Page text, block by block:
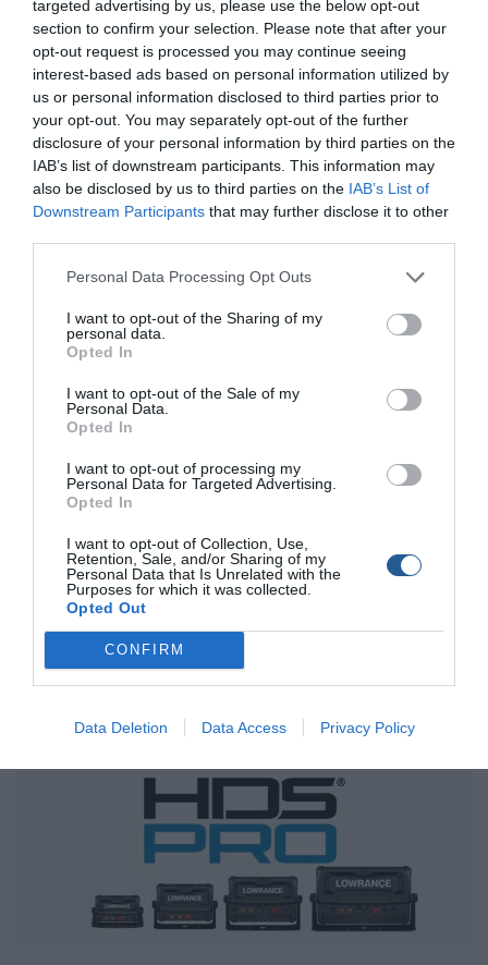
targeted advertising by us, please use the below opt-out
section to confirm your selection. Please note that after your
opt-out request is processed you may continue seeing
interest-based ads based on personal information utilized by
us or personal information disclosed to third parties prior to
your opt-out. You may separately opt-out of the further
disclosure of your personal information by third parties on the
IAB’s list of downstream participants. This information may
also be disclosed by us to third parties on the IAB’s List of
Downstream Participants that may further disclose it to other
Personal Data Processing Opt Outs
I want to opt-out of the Sharing of my
personal data.
Opted In
I want to opt-out of the Sale of my
Personal Data.
Opted In
I want to opt-out of processing my
Personal Data for Targeted Advertising.
Opted In
I want to opt-out of Collection, Use,
Retention, Sale, and/or Sharing of my
Personal Data that Is Unrelated with the
Purposes for which it was collected.
Opted Out
CONFIRM
Data Deletion Data Access Privacy Policy
εικόνες στην οθόνη του βυθομέτρου.
Η ενσωματωμένη κεραία GPS προσφέρει υψηλή ακρίβεια
χωρίς την ανάγκη πρόσθετης εξωτερικής κεραίας.
Υποστηρίζονται οι πιο διαδεδομένοι ναυτικοί χάρτες της
μέχρι 3000 στίγματα και 100 διαδρομές χωρίς πρόσθετη
κάρτα μνήμης.
Η σειρά HDS PRO της Lowrance προσφέρει εξαιρετικό
διαχωρισμό στόχων και ρεαλιστικές εικόνες κάτω και
δίπλα από το σκάφος, με επιλογές αισθητήρων από μια
τεράστια γκάμα επιλογών. Αναβαθμίστε την εμπειρία σας
στο ψάρεμα με την νέα σειρά HDS PRO, και απολαύστε
επαγγελματικές επιδόσεις και υψηλή ανάλυση σε κάθε
σας εξόρμηση.